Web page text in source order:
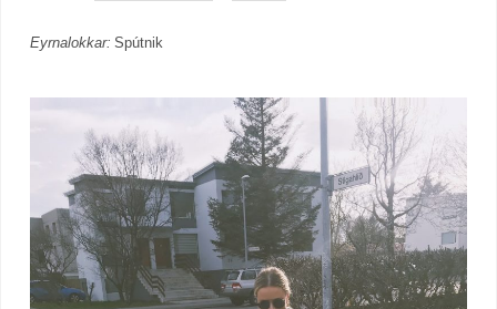
Eyrnalokkar: Spútnik